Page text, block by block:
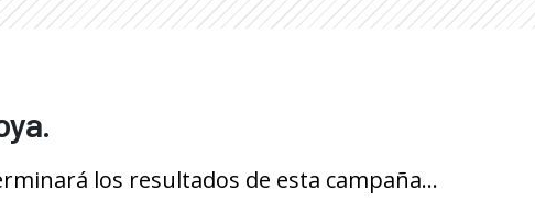
los resultados de esta campaña...